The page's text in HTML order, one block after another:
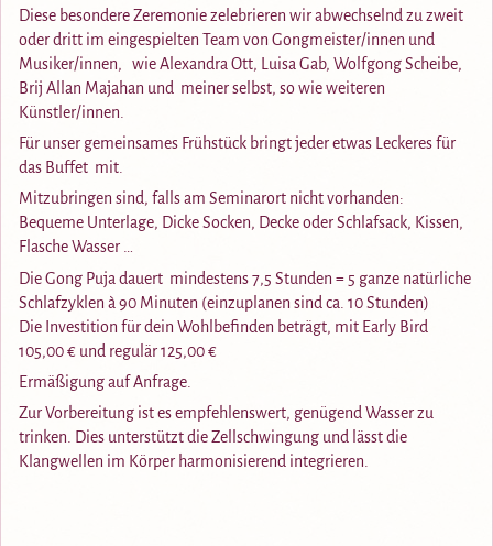
Diese besondere Zeremonie zelebrieren wir abwechselnd zu zweit
oder dritt im eingespielten Team von Gongmeister/innen und
Musiker/innen, wie Alexandra Ott, Luisa Gab, Wolfgong Scheibe,
Brij Allan Majahan und meiner selbst, so wie weiteren
Künstler/innen.
Für unser gemeinsames Frühstück bringt jeder etwas Leckeres für
das Buffet mit.
Mitzubringen sind, falls am Seminarort nicht vorhanden:
Bequeme Unterlage, Dicke Socken, Decke oder Schlafsack, Kissen,
Flasche Wasser …
Die Gong Puja dauert mindestens 7,5 Stunden = 5 ganze natürliche
Schlafzyklen à 90 Minuten (einzuplanen sind ca. 10 Stunden)
Die Investition für dein Wohlbefinden beträgt, mit Early Bird
105,00 € und regulär 125,00 €
Ermäßigung auf Anfrage.
Zur Vorbereitung ist es empfehlenswert, genügend Wasser zu
trinken. Dies unterstützt die Zellschwingung und lässt die
Klangwellen im Körper harmonisierend integrieren.